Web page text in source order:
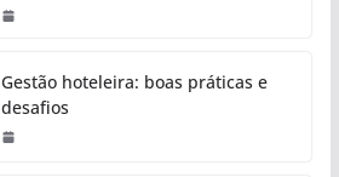
Gestão hoteleira: boas práticas e
desafios